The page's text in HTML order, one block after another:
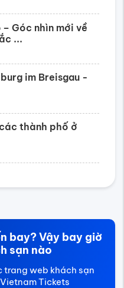
– Góc nhìn mới về
...
im Breisgau -
thành phố ở
bay? Vậy bay giờ
sạn nào
trang web khách sạn
Tickets